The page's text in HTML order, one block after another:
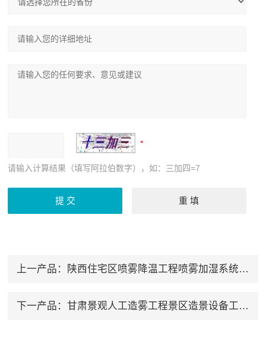
请输入计算结果（填写阿拉伯数字），如：三加四=7
上一产品： 陕西住宅区喷雾降温工程喷雾加湿系统产品报道
下一产品： 甘肃景观人工造雾工程景区造景设备工程产品要闻